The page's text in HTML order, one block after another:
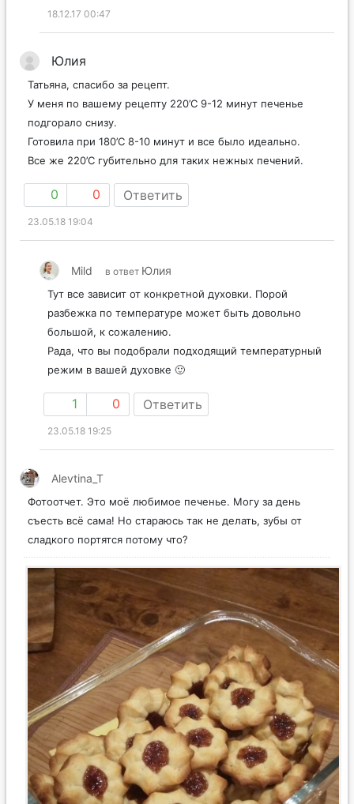
18.12.17 00:47
Юлия
Татьяна, спасибо за рецепт.
У меня по вашему рецепту 220’C 9-12 минут печенье
подгорало снизу.
Готовила при 180’С 8-10 минут и все было идеально.
Все же 220’С губительно для таких нежных печений.
0 0 Ответить
23.05.18 19:04
Mild в ответ Юлия
Тут все зависит от конкретной духовки. Порой
разбежка по температуре может быть довольно
большой, к сожалению.
Рада, что вы подобрали подходящий температурный
режим в вашей духовке 🙂
1 0 Ответить
23.05.18 19:25
Alevtina_T
Фотоотчет. Это моё любимое печенье. Могу за день
съесть всё сама! Но стараюсь так не делать, зубы от
сладкого портятся потому что?